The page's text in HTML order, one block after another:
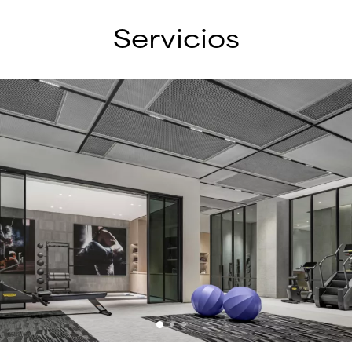
Servicios